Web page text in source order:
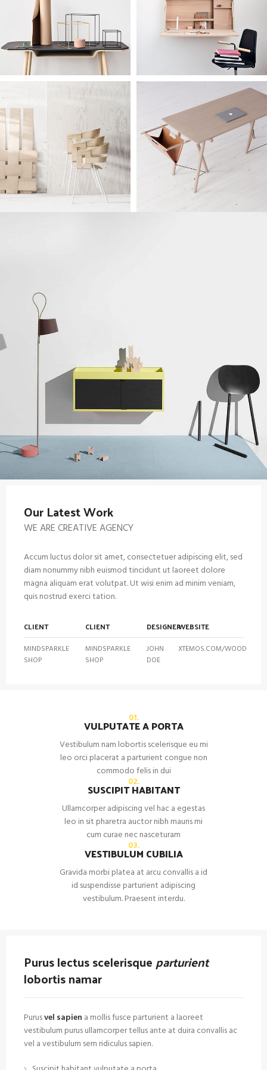
Our Latest Work
WE ARE CREATIVE AGENCY
Accum luctus dolor sit amet, consectetuer adipiscing elit, sed
diam nonummy nibh euismod tincidunt ut laoreet dolore
magna aliquam erat volutpat. Ut wisi enim ad minim veniam,
quis nostrud exerci tation.
CLIENT
MINDSPARKLE
SHOP
CLIENT
MINDSPARKLE
SHOP
DESIGNER
JOHN
DOE
WEBSITE
XTEMOS.COM/WOOD
01.
VULPUTATE A PORTA
Vestibulum nam lobortis scelerisque eu mi
leo orci placerat a parturient congue non
commodo felis in dui
02.
SUSCIPIT HABITANT
Ullamcorper adipiscing vel hac a egestas
leo in sit pharetra auctor nibh mauris mi
cum curae nec nasceturam
03.
VESTIBULUM CUBILIA
Gravida morbi platea at arcu convallis a id
id suspendisse parturient adipiscing
vestibulum. Praesent interdu.
Purus lectus scelerisqueparturient
lobortis namar
Purusvel sapien a mollis fusce parturient a laoreet
vestibulum purus ullamcorper tellus ante at duira convallis ac
vel a vestibulum sem ridiculus sapien.